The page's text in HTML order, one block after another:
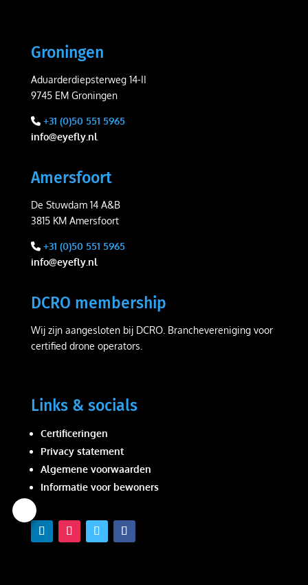
Groningen
Aduarderdiepsterweg 14-II
9745 EM Groningen
+31 (0)50 551 5965
info@eyefly.nl
Amersfoort
De Stuwdam 14 A&B
3815 KM Amersfoort
+31 (0)50 551 5965
info@eyefly.nl
DCRO membership
Wij zijn aangesloten bij DCRO. Branchevereniging voor
certified drone operators.
Links & socials
Certificeringen
Privacy statement
Algemene voorwaarden
Informatie voor bewoners
Wij
waarderen
privacy